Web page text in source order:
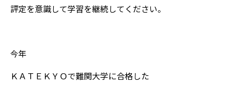
評定を意識して学習を継続してください。
今年
ＫＡＴＥＫＹＯで難関大学に合格した